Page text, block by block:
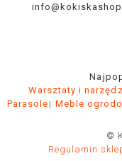
Warsztaty i
Parasole
Meble
©
Regulamin